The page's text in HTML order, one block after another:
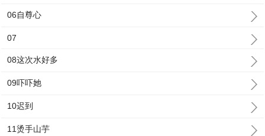
06自尊心
07
08这次水好多
09吓吓她
10迟到
11烫手山芋